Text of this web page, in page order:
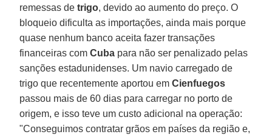
remessas detrigo, devido ao aumento do preço. O
bloqueio dificulta as importações, ainda mais porque
quase nenhum banco aceita fazer transações
financeiras comCuba para não ser penalizado pelas
sanções estadunidenses. Um navio carregado de
trigo que recentemente aportou emCienfuegos
passou mais de 60 dias para carregar no porto de
origem, e isso teve um custo adicional na operação:
"Conseguimos contratar grãos em países da região e,